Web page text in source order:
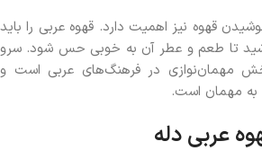
قهوه نیز اهمیت دارد. قهوه عربی را باید
تا طعم و عطر آن به خوبی حس شود. سرو
مهمان‌نوازی در فرهنگ‌های عربی است و
به مهمان است.
عربی دله